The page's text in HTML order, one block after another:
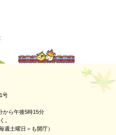
1号
から午後5時15分
。
週土曜日＞も開庁）